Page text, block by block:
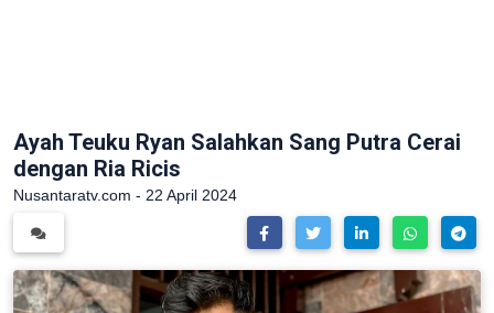
Ayah Teuku Ryan Salahkan Sang Putra Cerai
dengan Ria Ricis
Nusantaratv.com - 22 April 2024